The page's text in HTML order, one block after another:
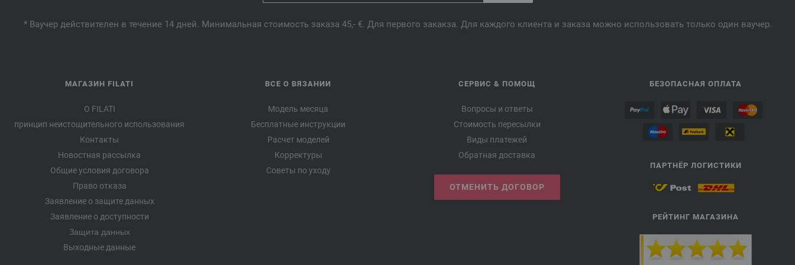
* Ваучер действителен в течение 14 дней. Минимальная стоимость заказа 45,- €. Для первого закакза. Для каждого клиента и заказа можно использовать только один ваучер.
МАГАЗИН FILATI
О FILATI
принцип неистощительного использования
Контакты
Новостная рассылка
Общие условия договора
Право отказа
Заявление о защите данных
Заявление о доступности
Защита данных
Выходные данные
ВСЕ О ВЯЗАНИИ
Модель месяца
Бесплатные инструкции
Расчет моделей
Корректуры
Советы по уходу
СЕРВИС & ПОМОЩ
Вопросы и ответы
Стоимость пересылки
Виды платежей
Обратная доставка
ОТМЕНИТЬ ДОГОВОР
БЕЗОПАСНАЯ ОПЛАТА
ПАРТНЁР ЛОГИСТИКИ
РЕЙТИНГ МАГАЗИНА